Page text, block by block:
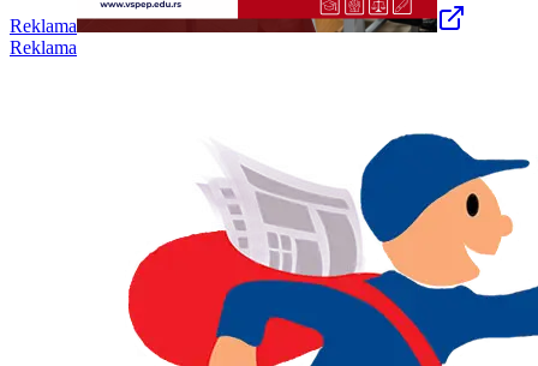
Reklama
Reklama